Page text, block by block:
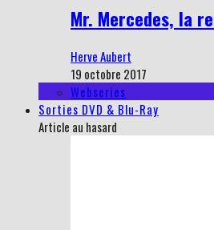
Mr. Mercedes, la
Herve Aubert
19 octobre 2017
Webseries
Sorties DVD & Blu-Ray
Article au hasard